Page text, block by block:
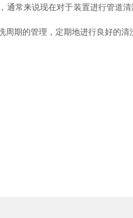
常来说现在对于装置进行管道清
期的管理，定期地进行良好的清